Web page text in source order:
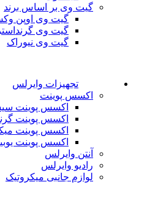
گیت وی بر اساس برند
گیت وی اوپن
گیت وی
گیت وی نیوراک
تجهیزات وایرلس
اکسس پوینت
اکسس پوینت
اکسس پوینت
اکسس پوینت
اکسس پوینت
آنتن وایرلس
رادیو وایرلس
لوازم جانبی میکروتیک